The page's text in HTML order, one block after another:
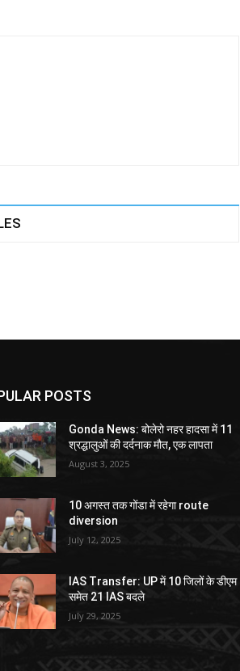
POSTS
Gonda News: बोलेरो नहर हादसा में 11
श्रद्धालुओं की दर्दनाक मौत, एक लापता
August 3, 2025
10 अगस्त तक गोंडा में रहेगा route
diversion
July 12, 2025
IAS Transfer: UP में 10 जिलों के डीएम
समेत 21 IAS बदले
July 29, 2025